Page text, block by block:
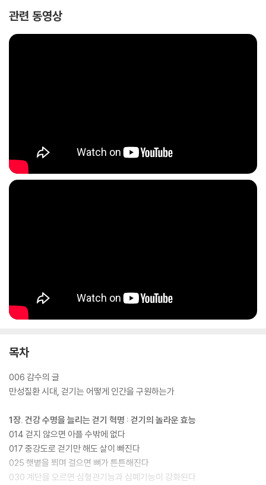
을 맞이할 수 있다.
관련 동영상
목차
006 감수의 글
만성질환 시대, 걷기는 어떻게 인간을 구원하는가
1장. 건강 수명을 늘리는 걷기 혁명 : 걷기의 놀라운 효능
014 걷지 않으면 아플 수밖에 없다
017 중강도로 걷기만 해도 살이 빠진다
025 햇볕을 쬐며 걸으면 뼈가 튼튼해진다
030 계단을 오르면 심혈관기능과 심폐기능이 강화된다